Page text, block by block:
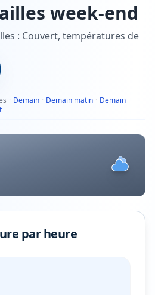
week-end
: Couvert, températures de
· Demain · Demain matin · Demain
par heure